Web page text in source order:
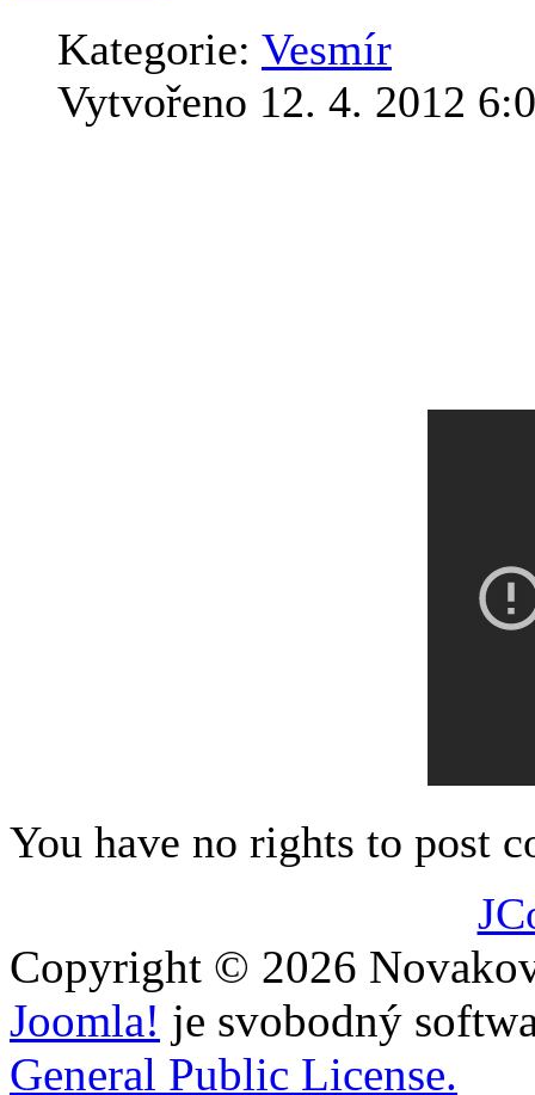
Kategorie: Vesmír
Vytvořeno 12. 4. 2012
You have no rights to post
Copyright © 2026
Joomla! je svobodný
General Public License.